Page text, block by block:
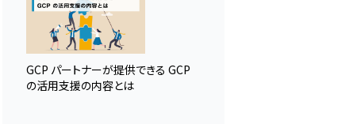
GCP パートナーが提供できる GCP
の活用支援の内容とは